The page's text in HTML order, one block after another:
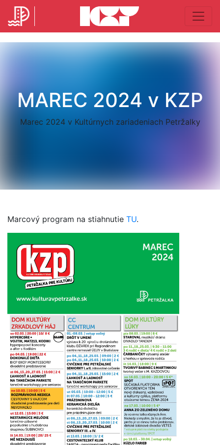
MAREC 2024 v KZP
Marec 2024 v Kultúrnych zariadeniach Petržalky
Marcový program na stiahnutie TU.